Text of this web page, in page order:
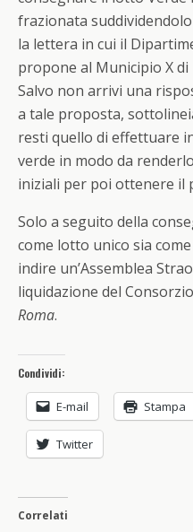
frazionata
la lettera in cui il
propone al Municipio X
Salvo non arrivi una
a tale proposta,
resti quello di effettuare
verde in modo da
iniziali per poi ottenere il
Solo a seguito della
come lotto unico sia
indire un’Assemblea
liquidazione del
Roma.
Condividi:
E-mail Stampa
Twitter
Correlati